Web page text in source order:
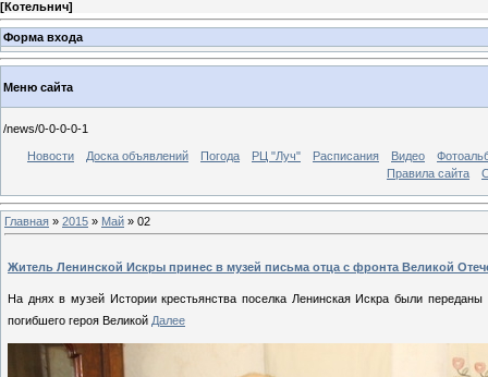
[Котельнич]
Форма входа
Меню сайта
/news/0-0-0-0-1
Новости Доска объявлений Погода РЦ "Луч" Расписания Видео
Правила сайта
Главная » 2015 » Май » 02
Житель Ленинской Искры принес в музей письма отца с фронта Великой
На днях в музей Истории крестьянства поселка Ленинская Искра были
погибшего героя Великой Далее